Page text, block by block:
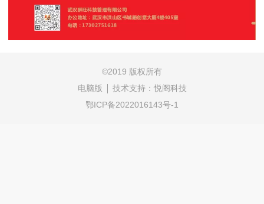
©2019 版权所有
电脑版
技术支持： 悦阁科技
鄂ICP备2022016143号-1